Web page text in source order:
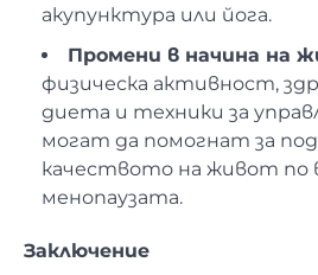
акупунктура или йога.
Промени в начина на
физическа активност,
диета и техники за
могат да помогнат за
качеството на живот по
менопаузата.
Заключение